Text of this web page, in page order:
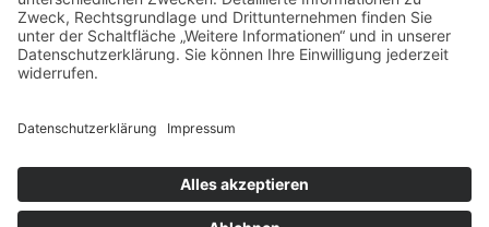
+48 609 953 066
info@kotarek.com
Verpackungsregister LUCID: DE2926643562464